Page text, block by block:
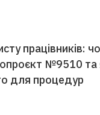
працівників:
№9510 та
для процедур